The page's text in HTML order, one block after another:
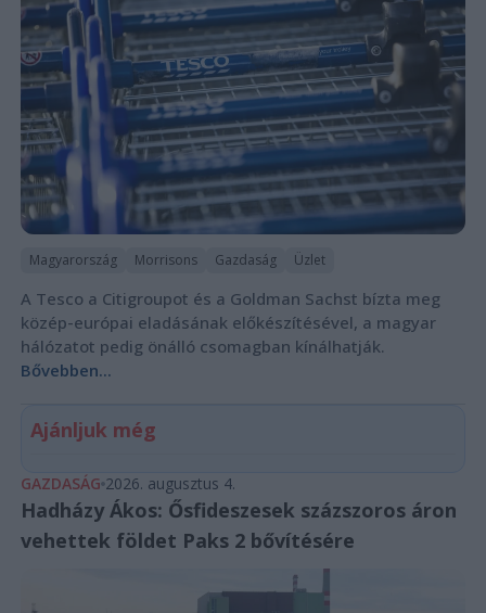
Magyarország Morrisons Gazdaság Üzlet
A Tesco a Citigroupot és a Goldman Sachst bízta meg
közép-európai eladásának előkészítésével, a magyar
hálózatot pedig önálló csomagban kínálhatják.
Bővebben...
Ajánljuk még
GAZDASÁG 2026. augusztus 4.
Hadházy Ákos: Ősfideszesek százszoros áron
vehettek földet Paks 2 bővítésére